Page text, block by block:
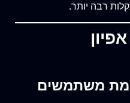
רבה יותר.